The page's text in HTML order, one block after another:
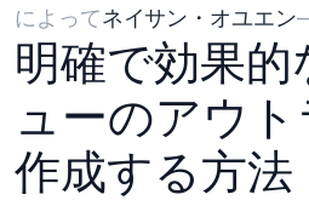
によってネイサン・オユエン
明確で効果
ューのアウ
作成する方法